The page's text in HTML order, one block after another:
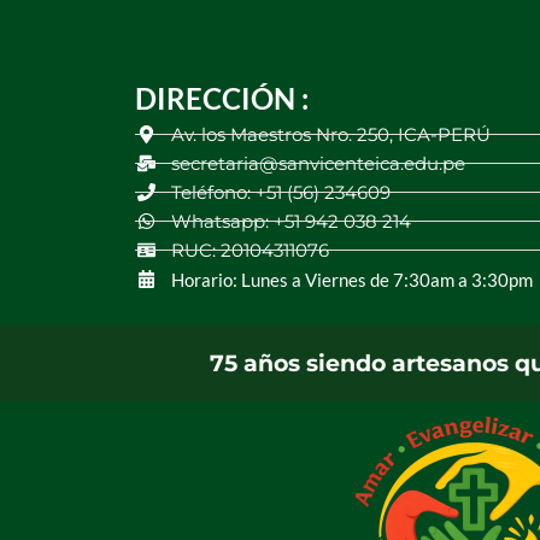
DIRECCIÓN :
Av. los Maestros Nro. 250, ICA-PERÚ
secretaria@sanvicenteica.edu.pe
Teléfono: +51 (56) 234609
Whatsapp: +51 942 038 214
RUC: 20104311076
Horario: Lunes a Viernes de 7:30am a 3:30pm
75 años siendo artesanos